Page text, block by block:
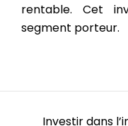
rentable. Cet
segment porteur.
Investir dans